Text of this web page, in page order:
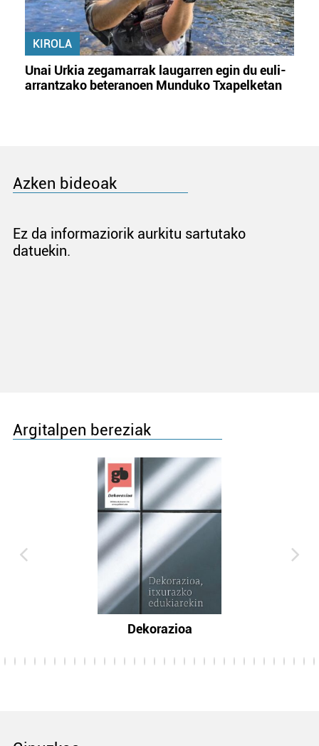
KIROLA
Unai Urkia zegamarrak laugarren egin du euli-
arrantzako beteranoen Munduko Txapelketan
Azken bideoak
Ez da informaziorik aurkitu sartutako
datuekin.
Argitalpen bereziak
Dekorazioa